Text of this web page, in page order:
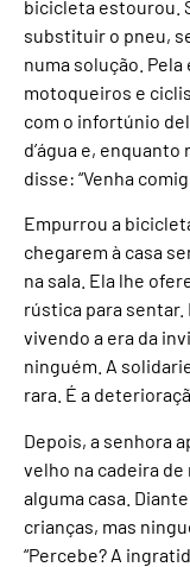
bicicleta estourou.
substituir o pneu,
numa solução.
motoqueiros e
com o infortúnio
d’água e,
disse: “Venha
Empurrou a
chegarem à casa
na sala. Ela lhe
rústica para sentar.
vivendo a era da
ninguém. A
rara. É a
Depois, a senhora
velho na cadeira
alguma casa.
crianças, mas
“Percebe? A